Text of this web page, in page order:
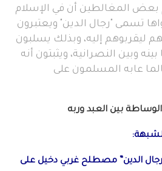
المغالطين أن في الإسلام
تسمى "رجال الدين" ويعتبرون
ليقربوهم إليه، وبذلك يسلبون
وبين النصرانية، ويثبتون أنه
عابه المسلمون على
بين العبد وربه
الدين” مصطلح غربي دخيل على